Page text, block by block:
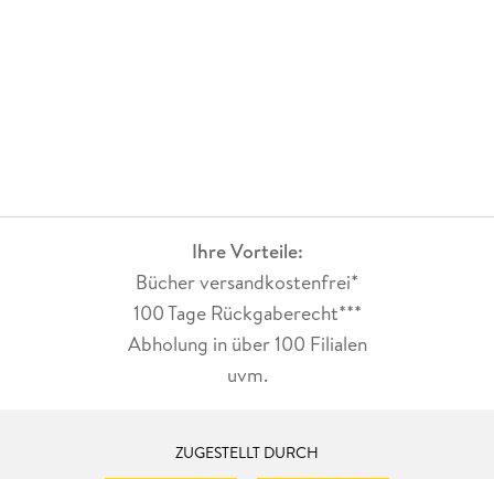
Ihre Vorteile:
Bücher versandkostenfrei*
100 Tage Rückgaberecht***
Abholung in über 100 Filialen
uvm.
ZUGESTELLT DURCH